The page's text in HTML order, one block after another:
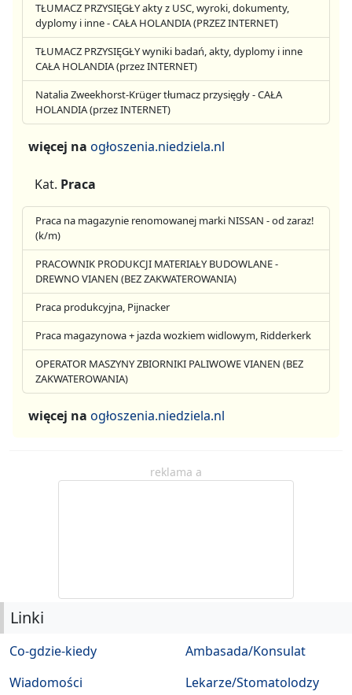
TŁUMACZ PRZYSIĘGŁY akty z USC, wyroki, dokumenty,
dyplomy i inne - CAŁA HOLANDIA (PRZEZ INTERNET)
TŁUMACZ PRZYSIĘGŁY wyniki badań, akty, dyplomy i inne
CAŁA HOLANDIA (przez INTERNET)
Natalia Zweekhorst-Krüger tłumacz przysięgły - CAŁA
HOLANDIA (przez INTERNET)
więcej na ogłoszenia.niedziela.nl
Kat. Praca
Praca na magazynie renomowanej marki NISSAN - od zaraz!
(k/m)
PRACOWNIK PRODUKCJI MATERIAŁY BUDOWLANE -
DREWNO VIANEN (BEZ ZAKWATEROWANIA)
Praca produkcyjna, Pijnacker
Praca magazynowa + jazda wozkiem widlowym, Ridderkerk
OPERATOR MASZYNY ZBIORNIKI PALIWOWE VIANEN (BEZ
ZAKWATEROWANIA)
więcej na ogłoszenia.niedziela.nl
reklama a
Linki
Co-gdzie-kiedy
Wiadomości
Ambasada/Konsulat
Lekarze/Stomatolodzy